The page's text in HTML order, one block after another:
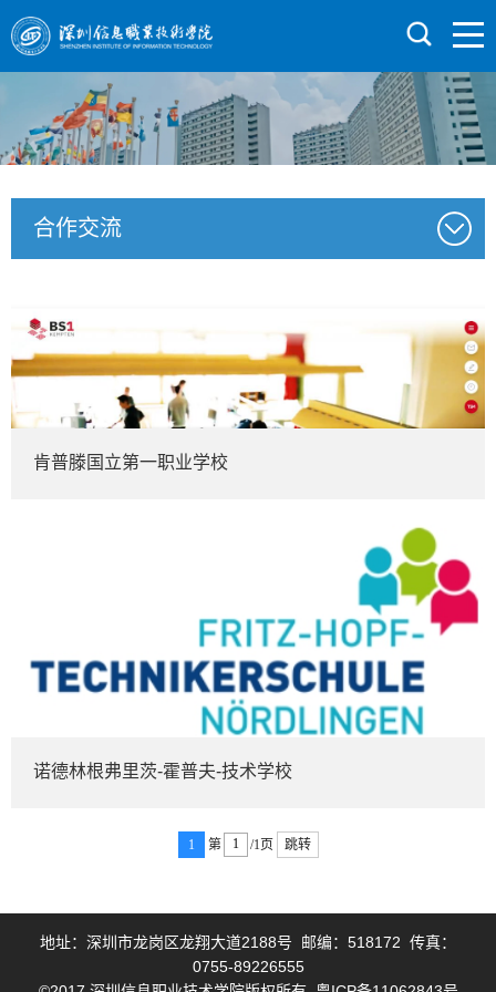
合作交流
肯普滕国立第一职业学校
诺德林根弗里茨-霍普夫-技术学校
1 第 /1页 跳转
地址：深圳市龙岗区龙翔大道2188号 邮编：518172 传真：
0755-89226555